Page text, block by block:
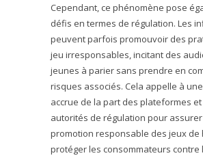
Cependant, ce phénomène pose
défis en termes de régulation. Les
peuvent parfois promouvoir des
jeu irresponsables, incitant des
jeunes à parier sans prendre en
risques associés. Cela appelle à
accrue de la part des plateformes
autorités de régulation pour
promotion responsable des jeux de
protéger les consommateurs contre